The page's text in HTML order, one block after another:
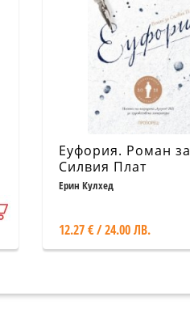
Еуфория. Роман за
Силвия Плат
Ерин Кулхед
12.27 € / 24.00 ЛВ.